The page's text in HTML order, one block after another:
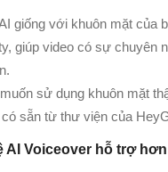
giống với khuôn mặt của
giúp video có sự chuyên
sử dụng khuôn mặt
có sẵn từ thư viện của
AI Voiceover hỗ trợ